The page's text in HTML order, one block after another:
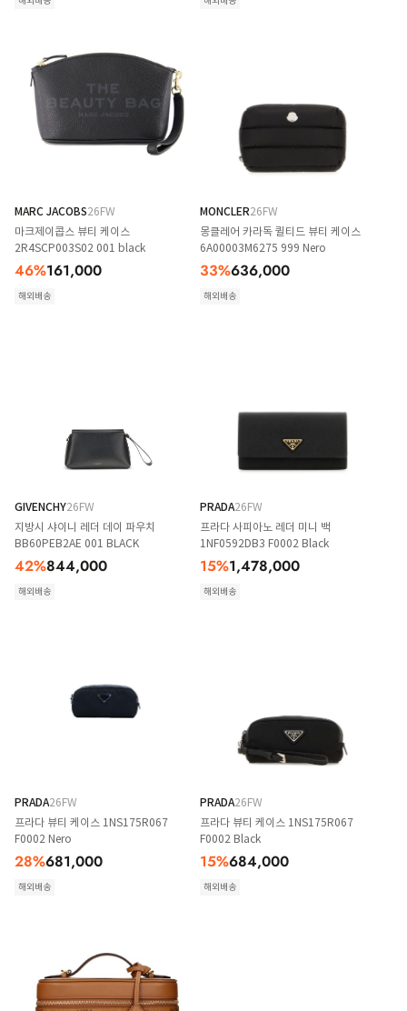
MARC JACOBS26FW
마크제이콥스 뷰티 케이스
2R4SCP003S02 001 black
46%161,000
해외배송
MONCLER26FW
몽클레어 카라독 퀼티드 뷰티 케이스
6A00003M6275 999 Nero
33%636,000
해외배송
GIVENCHY26FW
지방시 샤이니 레더 데이 파우치
BB60PEB2AE 001 BLACK
42%844,000
해외배송
PRADA26FW
프라다 사피아노 레더 미니 백
1NF0592DB3 F0002 Black
15%1,478,000
해외배송
PRADA26FW
프라다 뷰티 케이스 1NS175R067
F0002 Nero
28%681,000
해외배송
PRADA26FW
프라다 뷰티 케이스 1NS175R067
F0002 Black
15%684,000
해외배송